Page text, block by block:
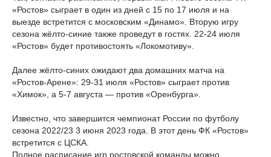
«Ростов» сыграет в один из дней с 15 по 17 июля и на
выезде встретится с московским «Динамо». Вторую игру
сезона жёлто-синие также проведут в гостях. 22-24 июля
«Ростов» будет противостоять «Локомотиву».
Далее жёлто-синих ожидают два домашних матча на
«Ростов-Арене»: 29-31 июля «Ростов» сыграет против
«Химок», а 5-7 августа — против «Оренбурга».
Известно, что завершится чемпионат России по футболу
сезона 2022/23 3 июня 2023 года. В этот день ФК «Ростов»
встретится с ЦСКА.
Полное расписание игр ростовской команды можно